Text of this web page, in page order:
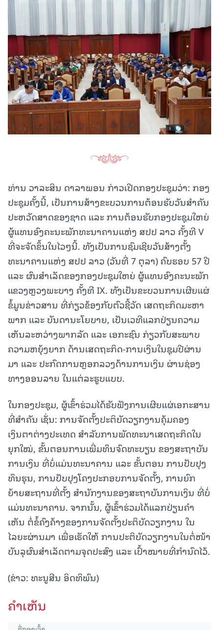
ທ່ານ ວາລະສິນ ດາລາພອນ ກ່າວເປີດກອງປະຊຸມວ່າ: ກອງ
ປະຊຸມຄັ້ງນີ້, ເປັນການສ້າງຂະບວນການຕ້ອນຮັບວັນສຳຄັນ
ປະຫວັດສາດຂອງຊາດ ແລະ ການຕ້ອນຮັບກອງປະຊຸມໃຫຍ່
ຜູ້ແທນອົງຄະນະພັກທະນາຄານແຫ່ງ ສປປ ລາວ ຄັ້ງທີ V
ທີ່ຈະຈັດຂຶ້ນໃນໄວໆນີ້. ທັງເປັນການຊົມເຊີຍວັນສ້າງຕັ້ງ
ທະນາຄານແຫ່ງ ສປປ ລາວ (ວັນທີ່ 7 ຕຸລາ) ຄົບຮອບ 57 ປີ
ແລະ ຜົນສຳເລັດຂອງກອງປະຊຸມໃຫຍ່ ຜູ້ແທນອົງຄະນະພັກ
ແຂວງຫຼວງພະບາງ ຄັ້ງທີ IX. ທັງເປັນຂະບວນການເຜີຍແຜ່
ຂໍ້ມູນຂ່າວສານ ທີ່ກ່ຽວຂ້ອງກັບຕົວຊີ້ວັດ ເສດຖະກິດມະຫາ
ພາກ ແລະ ບັນດານະໂຍບາຍ, ເປັນເວທີແລກປ່ຽນຄວາມ
ເຫັນລະຫວ່າງພາກລັດ ແລະ ເອກະຊົນ ກ່ຽວກັບສະພາບ
ຄວາມຫຍຸ້ງຍາກ ດ້ານເສດຖະກິດ-ການເງິນໃນຊຸມປີຜ່ານ
ມາ ແລະ ປະກົດການຫຼອກລວງດ້ານການເງິນ ຜ່ານຊ່ອງ
ທາງອອນລາຍ ໃນແຕ່ລະຮູບແບບ.
ໃນກອງປະຊຸມ, ຜູ້ເຂົ້າຮ່ວມໄດ້ຮັບຟັງການເຜີຍແຜ່ເອກະສານ
ທີ່ສຳຄັນ ເຊັ່ນ: ການຈັດຕັ້ງປະຕິບັດວຽກງານຄຸ້ມຄອງ
ເງິນຕາຕ່າງປະເທດ ສຳລັບການພັດທະນາເສດຖະກິດໃນ
ຍຸກໃໝ່, ຂັ້ນຕອນການເພີ່ມທຶນຈົດທະບຽນ ຂອງສະຖາບັນ
ການເງິນ ທີ່ບໍ່ແມ່ນທະນາຄານ ແລະ ຂັ້ນຕອນ ການປັບປຸງ
ທຶນຮຸນ, ການປັບປຸງໂຄງປະກອບການຈັດຕັ້ງ, ການຍົກ
ຍ້າຍສະຖານທີ່ຕັ້ງ ສຳນັກງານຂອງສະຖາບັນການເງິນ ທີ່ບໍ່
ແມ່ນທະນາຄານ. ຈາກນັ້ນ, ຜູ້ເຂົ້າຮ່ວມໄດ້ແລກປ່ຽນຄຳ
ເຫັນ ຕໍ່ຂໍ້ຄົງຄ້າງຂອງການຈັດຕັ້ງປະຕິບັດວຽກງານ ໃນ
ໄລຍະຜ່ານມາ ເພື່ອເຮັດໃຫ້ ການປະຕິບັດວຽກງານໃນຕໍ່ໜ້າ
ບັນລຸຜົນສຳເລັດຕາມຈຸດປະສົງ ແລະ ເປົ້າໝາຍທີ່ກຳນົດໄວ້.
(ຂ່າວ: ທະນູສີນ ອິດທິພົນ)
ຄໍາເຫັນ